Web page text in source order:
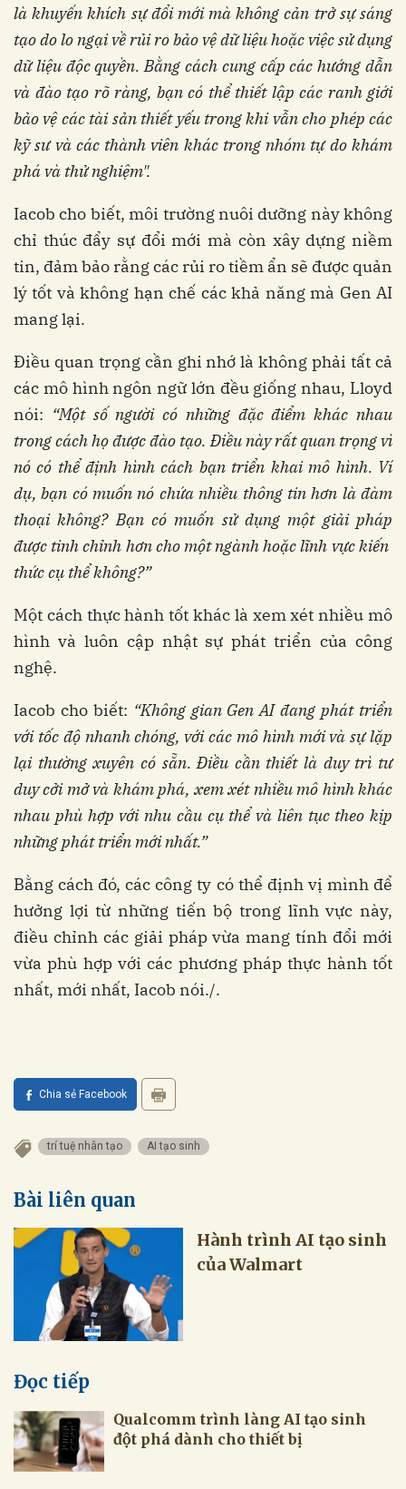
là khuyến khích sự đổi mới mà không cản trở sự sáng
tạo do lo ngại về rủi ro bảo vệ dữ liệu hoặc việc sử dụng
dữ liệu độc quyền. Bằng cách cung cấp các hướng dẫn
và đào tạo rõ ràng, bạn có thể thiết lập các ranh giới
bảo vệ các tài sản thiết yếu trong khi vẫn cho phép các
kỹ sư và các thành viên khác trong nhóm tự do khám
phá và thử nghiệm".
Iacob cho biết, môi trường nuôi dưỡng này không
chỉ thúc đẩy sự đổi mới mà còn xây dựng niềm
tin, đảm bảo rằng các rủi ro tiềm ẩn sẽ được quản
lý tốt và không hạn chế các khả năng mà Gen AI
mang lại.
Điều quan trọng cần ghi nhớ là không phải tất cả
các mô hình ngôn ngữ lớn đều giống nhau, Lloyd
nói: “Một số người có những đặc điểm khác nhau
trong cách họ được đào tạo. Điều này rất quan trọng vì
nó có thể định hình cách bạn triển khai mô hình. Ví
dụ, bạn có muốn nó chứa nhiều thông tin hơn là đàm
thoại không? Bạn có muốn sử dụng một giải pháp
được tinh chỉnh hơn cho một ngành hoặc lĩnh vực kiến ​​
thức cụ thể không?”
Một cách thực hành tốt khác là xem xét nhiều mô
hình và luôn cập nhật sự phát triển của công
nghệ.
Iacob cho biết: “Không gian Gen AI đang phát triển
với tốc độ nhanh chóng, với các mô hình mới và sự lặp
lại thường xuyên có sẵn. Điều cần thiết là duy trì tư
duy cởi mở và khám phá, xem xét nhiều mô hình khác
nhau phù hợp với nhu cầu cụ thể và liên tục theo kịp
những phát triển mới nhất.”
Bằng cách đó, các công ty có thể định vị mình để
hưởng lợi từ những tiến bộ trong lĩnh vực này,
điều chỉnh các giải pháp vừa mang tính đổi mới
vừa phù hợp với các phương pháp thực hành tốt
nhất, mới nhất, Iacob nói./.
Chia sẻ Facebook
trí tuệ nhân tạo AI tạo sinh
Bài liên quan
Hành trình AI tạo sinh
của Walmart
Đọc tiếp
Qualcomm trình làng AI tạo sinh
đột phá dành cho thiết bị